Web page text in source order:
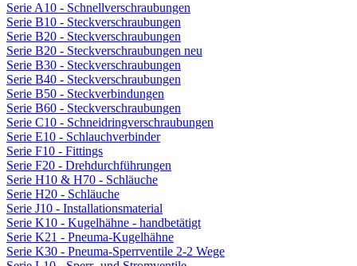
Serie A10 - Schnellverschraubungen
Serie B10 - Steckverschraubungen
Serie B20 - Steckverschraubungen
Serie B20 - Steckverschraubungen neu
Serie B30 - Steckverschraubungen
Serie B40 - Steckverschraubungen
Serie B50 - Steckverbindungen
Serie B60 - Steckverschraubungen
Serie C10 - Schneidringverschraubungen
Serie E10 - Schlauchverbinder
Serie F10 - Fittings
Serie F20 - Drehdurchführungen
Serie H10 & H70 - Schläuche
Serie H20 - Schläuche
Serie J10 - Installationsmaterial
Serie K10 - Kugelhähne - handbetätigt
Serie K21 - Pneuma-Kugelhähne
Serie K30 - Pneuma-Sperrventile 2-2 Wege